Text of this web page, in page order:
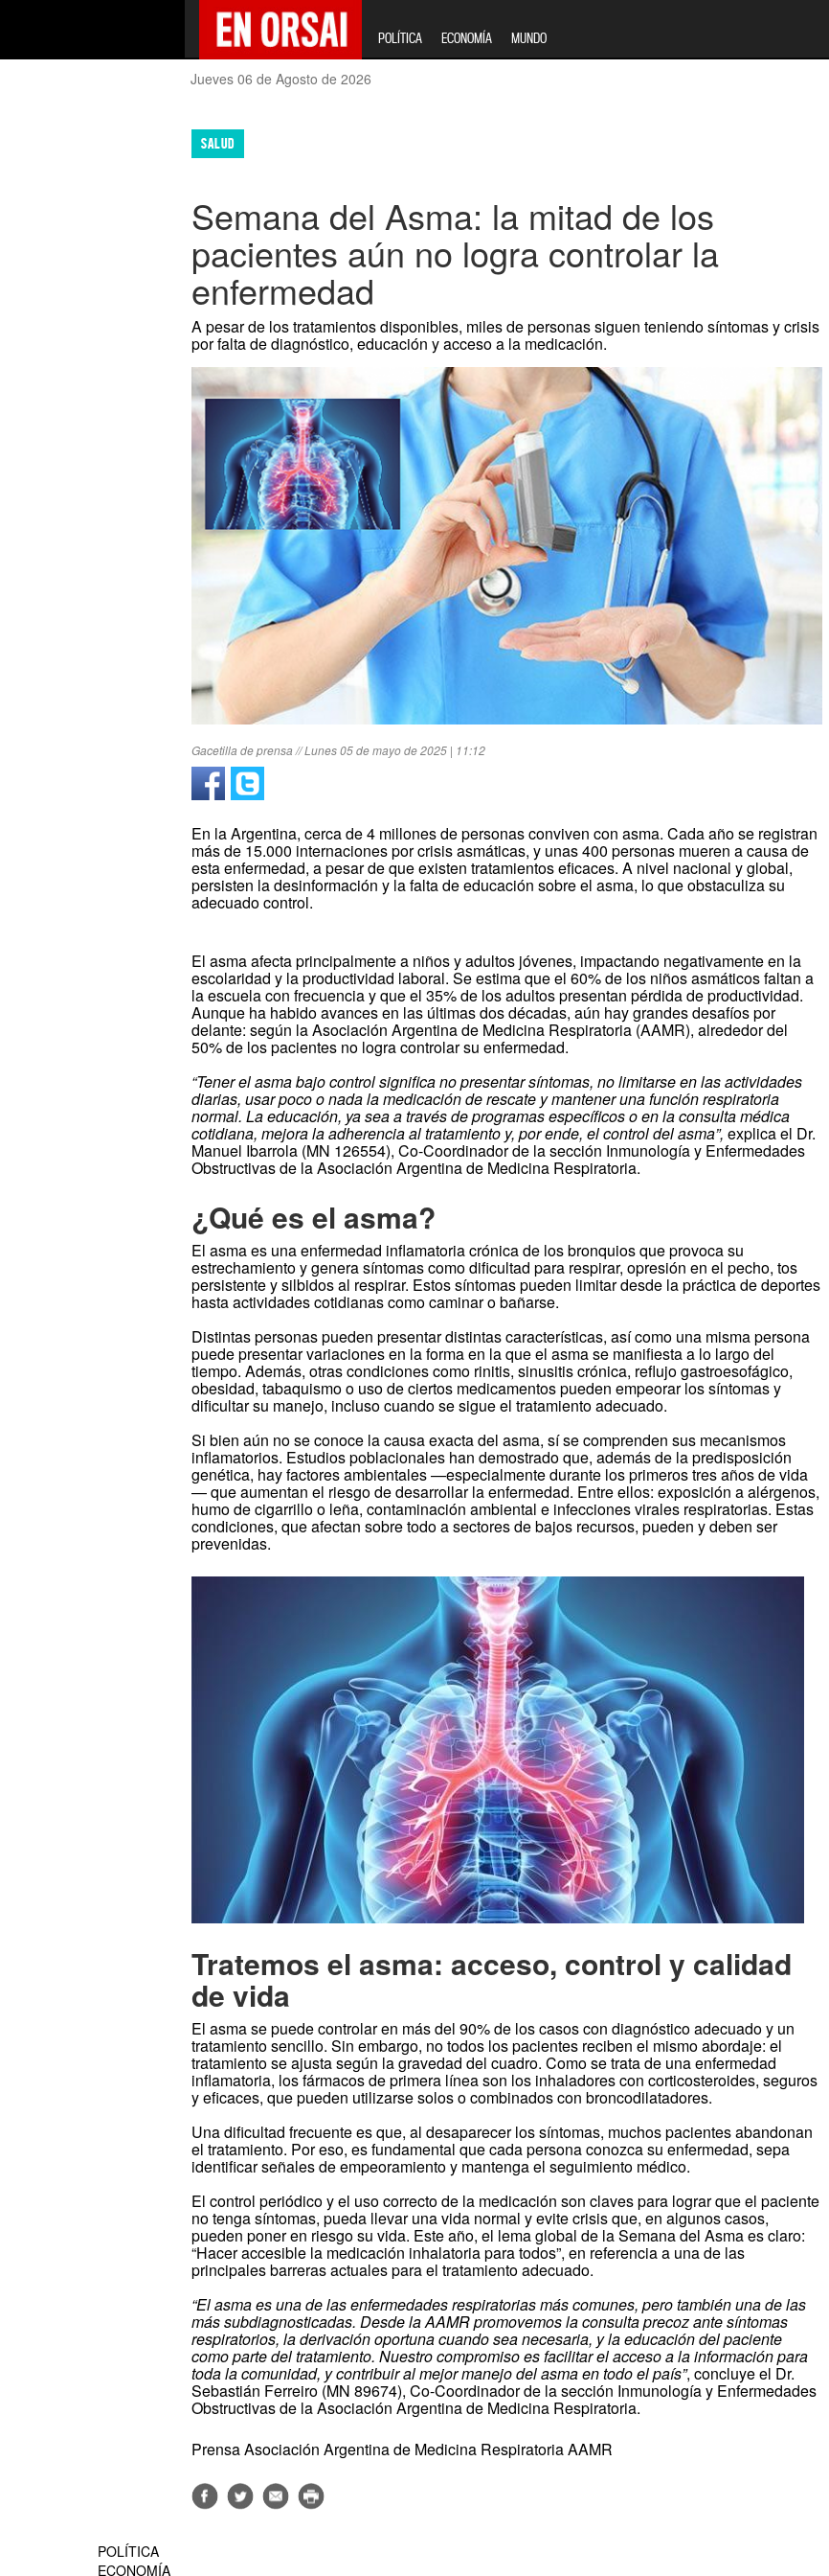
POLÍTICA ECONOMÍA MUNDO
Jueves 06 de Agosto de 2026
SALUD
Semana del Asma: la mitad de los
pacientes aún no logra controlar la
enfermedad
A pesar de los tratamientos disponibles, miles de personas siguen teniendo síntomas y crisis
por falta de diagnóstico, educación y acceso a la medicación.
Gacetilla de prensa // Lunes 05 de mayo de 2025 | 11:12
En la Argentina, cerca de 4 millones de personas conviven con asma. Cada año se registran
más de 15.000 internaciones por crisis asmáticas, y unas 400 personas mueren a causa de
esta enfermedad, a pesar de que existen tratamientos eficaces. A nivel nacional y global,
persisten la desinformación y la falta de educación sobre el asma, lo que obstaculiza su
adecuado control.
El asma afecta principalmente a niños y adultos jóvenes, impactando negativamente en la
escolaridad y la productividad laboral. Se estima que el 60% de los niños asmáticos faltan a
la escuela con frecuencia y que el 35% de los adultos presentan pérdida de productividad.
Aunque ha habido avances en las últimas dos décadas, aún hay grandes desafíos por
delante: según la Asociación Argentina de Medicina Respiratoria (AAMR), alrededor del
50% de los pacientes no logra controlar su enfermedad.
“Tener el asma bajo control significa no presentar síntomas, no limitarse en las actividades
diarias, usar poco o nada la medicación de rescate y mantener una función respiratoria
normal. La educación, ya sea a través de programas específicos o en la consulta médica
cotidiana, mejora la adherencia al tratamiento y, por ende, el control del asma”,explica el Dr.
Manuel Ibarrola (MN 126554), Co-Coordinador de la sección Inmunología y Enfermedades
Obstructivas de la Asociación Argentina de Medicina Respiratoria.
¿Qué es el asma?
El asma es una enfermedad inflamatoria crónica de los bronquios que provoca su
estrechamiento y genera síntomas como dificultad para respirar, opresión en el pecho, tos
persistente y silbidos al respirar. Estos síntomas pueden limitar desde la práctica de deportes
hasta actividades cotidianas como caminar o bañarse.
Distintas personas pueden presentar distintas características, así como una misma persona
puede presentar variaciones en la forma en la que el asma se manifiesta a lo largo del
tiempo. Además, otras condiciones como rinitis, sinusitis crónica, reflujo gastroesofágico,
obesidad, tabaquismo o uso de ciertos medicamentos pueden empeorar los síntomas y
dificultar su manejo, incluso cuando se sigue el tratamiento adecuado.
Si bien aún no se conoce la causa exacta del asma, sí se comprenden sus mecanismos
inflamatorios. Estudios poblacionales han demostrado que, además de la predisposición
genética, hay factores ambientales —especialmente durante los primeros tres años de vida
— que aumentan el riesgo de desarrollar la enfermedad. Entre ellos: exposición a alérgenos,
humo de cigarrillo o leña, contaminación ambiental e infecciones virales respiratorias. Estas
condiciones, que afectan sobre todo a sectores de bajos recursos, pueden y deben ser
prevenidas.
Tratemos el asma: acceso, control y calidad
de vida
El asma se puede controlar en más del 90% de los casos con diagnóstico adecuado y un
tratamiento sencillo. Sin embargo, no todos los pacientes reciben el mismo abordaje: el
tratamiento se ajusta según la gravedad del cuadro. Como se trata de una enfermedad
inflamatoria, los fármacos de primera línea son los inhaladores con corticosteroides, seguros
y eficaces, que pueden utilizarse solos o combinados con broncodilatadores.
Una dificultad frecuente es que, al desaparecer los síntomas, muchos pacientes abandonan
el tratamiento. Por eso, es fundamental que cada persona conozca su enfermedad, sepa
identificar señales de empeoramiento y mantenga el seguimiento médico.
El control periódico y el uso correcto de la medicación son claves para lograr que el paciente
no tenga síntomas, pueda llevar una vida normal y evite crisis que, en algunos casos,
pueden poner en riesgo su vida. Este año, el lema global de la Semana del Asma es claro:
“Hacer accesible la medicación inhalatoria para todos”, en referencia a una de las
principales barreras actuales para el tratamiento adecuado.
“El asma es una de las enfermedades respiratorias más comunes, pero también una de las
más subdiagnosticadas. Desde la AAMR promovemos la consulta precoz ante síntomas
respiratorios, la derivación oportuna cuando sea necesaria, y la educación del paciente
como parte del tratamiento. Nuestro compromiso es facilitar el acceso a la información para
toda la comunidad, y contribuir al mejor manejo del asma en todo el país”, concluye el Dr.
Sebastián Ferreiro (MN 89674), Co-Coordinador de la sección Inmunología y Enfermedades
Obstructivas de la Asociación Argentina de Medicina Respiratoria.
Prensa Asociación Argentina de Medicina Respiratoria AAMR
POLÍTICA
ECONOMÍA